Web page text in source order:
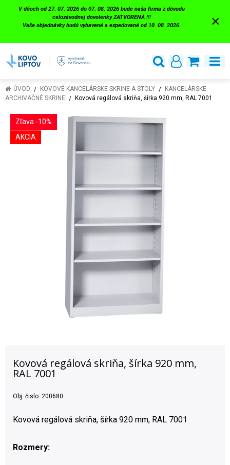
V dňoch od 27. 07. 2026 do 07. 08. 2026 bude naša firma z dôvodu
celozávodnej dovolenky ZATVORENÁ !!!
Vaše objednávky budú vybavené a expedované od 10. 08. 2026.
×
ÚVOD KOVOVÉ KANCELÁRSKE SKRINE A STOLY
KANCELÁRSKE
ARCHIVAČNÉ SKRINE
Kovová regálová skriňa, šírka 920 mm, RAL 7001
Zľava -10%
AKCIA
Kovová regálová skriňa, šírka 920 mm,
RAL 7001
Obj. čislo: 200680
Kovová regálová skriňa, šírka 920 mm, RAL 7001
Rozmery: